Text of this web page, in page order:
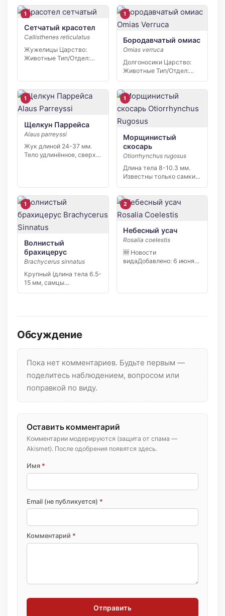
1
Сетчатый красотел
Callisthenes reticulatus
Жужелицы Царство:
Животные Тип/Отдел:
Порядок:…
1
Бородавчатый омиас
Omias verruca
Долгоносики Царство:
Животные Тип/Отдел:
Насекомые Отряд/
Порядок:…
1
Щелкун Паррейса
Alaus parreyssi
Жук длиной 24-37 мм.
Тело удлинённое, сверху
1
Морщинистый
скосарь
Otiorrhynchus rugosus
Длина тела 8-10.3 мм.
Известны только самки.
1
Волнистый
брахицерус
Brachycerus sinnatus
Крупный (длина тела 6.5-
15 мм, самцы
2
Небесный усач
Rosalia coelestis
🆕 Новости
видаДобавлено: 6 июня
Обсуждение
Пока нет комментариев. Будьте первым —
поделитесь наблюдением, вопросом или
поправкой по виду.
Оставить комментарий
Комментарии модерируются (защита от спама —
Akismet). После одобрения появятся здесь.
Имя *
Email (не публикуется) *
Комментарий *
Отправить